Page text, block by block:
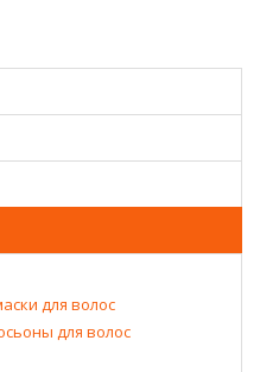
для волос
для волос